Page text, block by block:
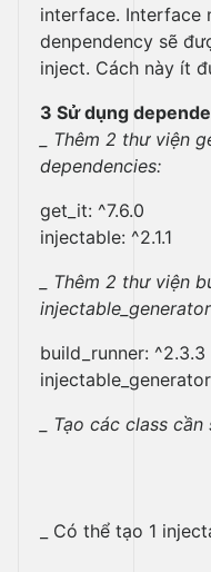
interface. Interface
denpendency sẽ
inject. Cách này ít
3 Sử dụng
_ Thêm 2 thư viện
dependencies:
get_it: ^7.6.0
injectable: ^2.1.1
_ Thêm 2 thư viện
build_runner: ^2.3.3
_ Tạo các class
_ Có thể tạo 1